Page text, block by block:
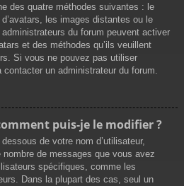
des quatre méthodes suivantes : le
les images distantes ou le
du forum peuvent activer
et des méthodes qu’ils veuillent
Si vous ne pouvez pas utiliser
un administrateur du forum.
puis-je le modifier ?
de votre nom d’utilisateur,
de messages que vous avez
spécifiques, comme les
Dans la plupart des cas, seul un